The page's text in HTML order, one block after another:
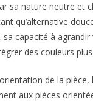
sa nature neutre et
qu’alternative
capacité à
des couleurs
de la
aux pièces